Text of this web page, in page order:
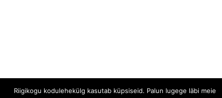
Riigikogu kodulehekülg kasutab küpsiseid. Palun lugege läbi meie